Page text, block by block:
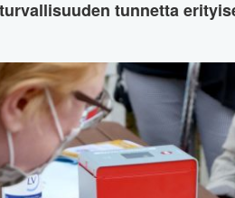
tunnetta